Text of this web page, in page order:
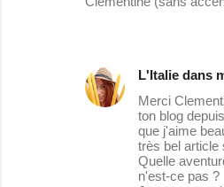
L'Italie dans
Merci
ton blog
que j'aime
très bel article
Quelle
n'est-ce pas ?